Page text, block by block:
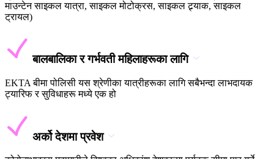
माउन्टेन साइकल यात्रा, साइकल मोटोक्रस, साइकल ट्र्याक, साइकल
ट्रायल)
बालबालिका र गर्भवती महिलाहरूका लागि
EKTA बीमा पोलिसी यस श्रेणीका यात्रीहरूका लागि सबैभन्दा लाभदायक
ट्यारिफ र सुविधाहरू मध्ये एक हो
अर्को देशमा प्रवेश